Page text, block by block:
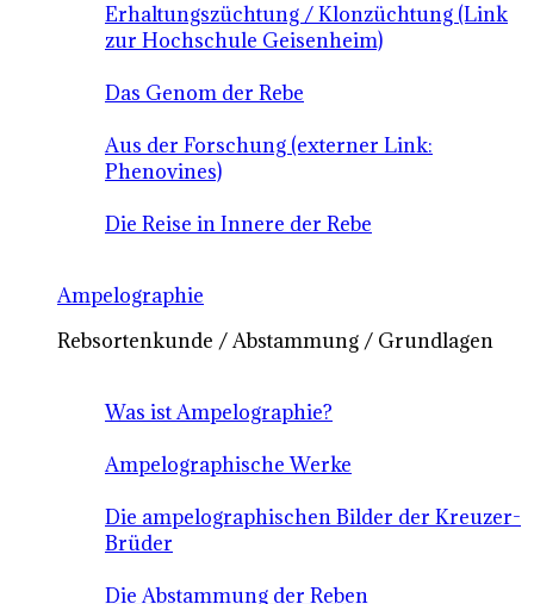
Erhaltungszüchtung / Klonzüchtung (Link
zur Hochschule Geisenheim)
Das Genom der Rebe
Aus der Forschung (externer Link:
Phenovines)
Die Reise in Innere der Rebe
Ampelographie
Rebsortenkunde / Abstammung / Grundlagen
Was ist Ampelographie?
Ampelographische Werke
Die ampelographischen Bilder der Kreuzer-
Brüder
Die Abstammung der Reben